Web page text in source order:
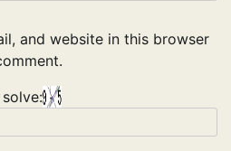
and website in this browser